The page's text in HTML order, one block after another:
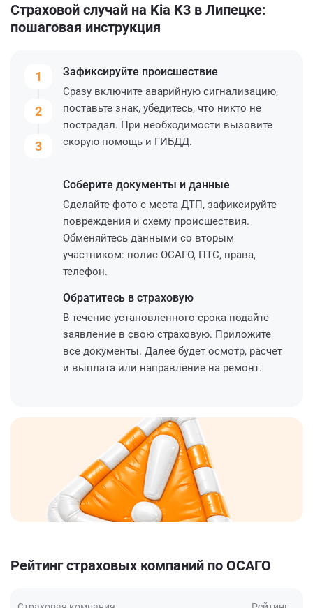
Страховой случай на Kia K3 в Липецке:
пошаговая инструкция
1
2
3
Зафиксируйте происшествие
Сразу включите аварийную сигнализацию,
поставьте знак, убедитесь, что никто не
пострадал. При необходимости вызовите
скорую помощь и ГИБДД.
Соберите документы и данные
Сделайте фото с места ДТП, зафиксируйте
повреждения и схему происшествия.
Обменяйтесь данными со вторым
участником: полис ОСАГО, ПТС, права,
телефон.
Обратитесь в страховую
В течение установленного срока подайте
заявление в свою страховую. Приложите
все документы. Далее будет осмотр, расчет
и выплата или направление на ремонт.
Рейтинг страховых компаний по ОСАГО